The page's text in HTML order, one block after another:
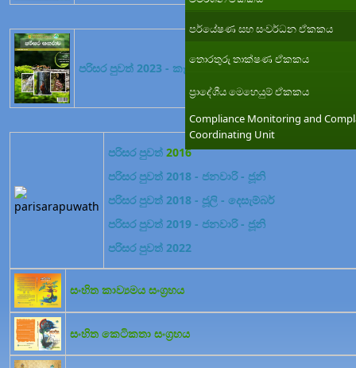
පර්යේෂණ සහ සංවර්ධන ඒකකය
තොරතුරු තාක්ෂණ ඒකකය
ප්‍රාදේශීය මෙහෙයුම් ඒකකය
Compliance Monitoring and
Coordinating Unit
පරිසර පුවත් 2023 - කෑගල්ල දිස්ත්‍රික්කය
පරිසර පුවත් 2016
පරිසර පුවත් 2018 - ජනවාරි - ජූනි
පරිසර පුවත් 2018 - ජූලි - දෙසැම්බර්
පරිසර පුවත් 2019 - ජනවාරි - ජූනි
පරිසර පුවත් 2022
සංහිත කාව්‍යමය සංග්‍රහය
සංහිත කෙටිකතා සංග්‍රහය